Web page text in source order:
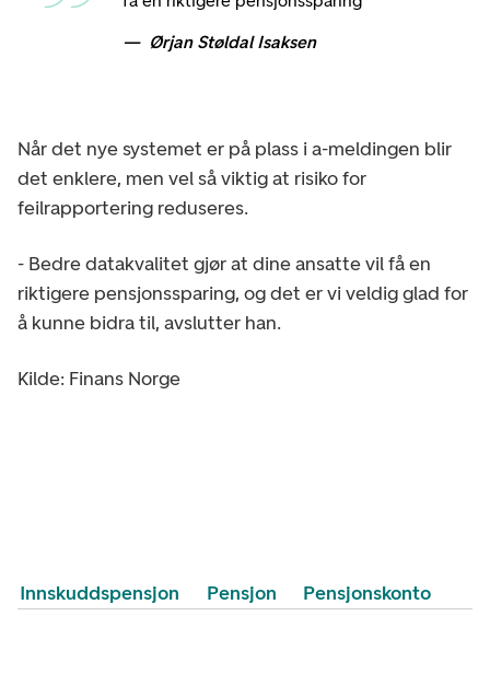
Ørjan Støldal Isaksen
Når det nye systemet er på plass i a-meldingen blir
det enklere, men vel så viktig at risiko for
feilrapportering reduseres.
- Bedre datakvalitet gjør at dine ansatte vil få en
riktigere pensjonssparing, og det er vi veldig glad for
å kunne bidra til, avslutter han.
Kilde: Finans Norge
Innskuddspensjon Pensjon Pensjonskonto